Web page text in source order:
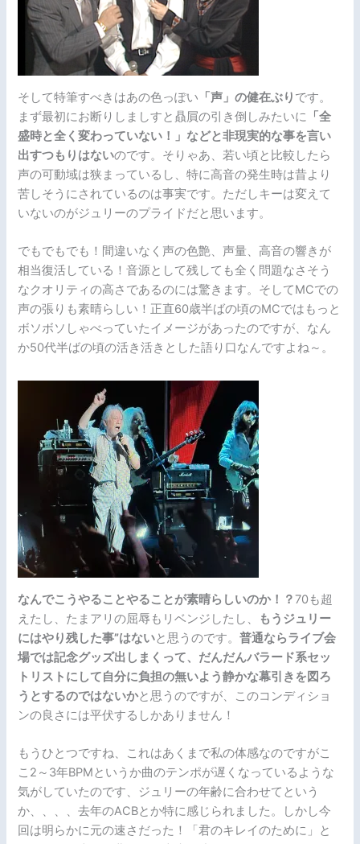
そして特筆すべきはあの色っぽい 「声」の健在ぶり です。
まず最初にお断りしましすと贔屓の引き倒しみたいに 「全
盛時と全く変わっていない！」などと非現実的な事を言い
出すつもりはないのです。そりゃあ、若い頃と比較したら
声の可動域は狭まっているし、特に高音の発生時は昔より
苦しそうにされているのは事実です。ただしキーは変えて
いないのがジュリーのプライドだと思います。
でもでもでも！間違いなく声の色艶、声量、高音の響きが
相当復活している！音源として残しても全く問題なさそう
なクオリティの高さであるのには驚きます。そしてMCでの
声の張りも素晴らしい！正直60歳半ばの頃のMCではもっと
ボソボソしゃべっていたイメージがあったのですが、なん
か50代半ばの頃の活き活きとした語り口なんですよね～。
なんでこうやることやることが素晴らしいのか！？ 70も超
えたし、たまアリの屈辱もリベンジしたし、
もうジュリー
にはやり残した事”はないと思うのです。普通ならライブ会
場では記念グッズ出しまくって、だんだんバラード系セッ
トリストにして自分に負担の無いよう静かな幕引きを図ろ
うとするのではないかと思うのですが、このコンディショ
ンの良さには平伏するしかありません！
もうひとつですね、これはあくまで私の体感なのですがこ
こ2～3年BPMというか曲のテンポが遅くなっているような
気がしていたのです、ジュリーの年齢に合わせてという
か、、、、去年のACBとか特に感じられました。しかし今
回は明らかに元の速さだった！「君のキレイのために」と